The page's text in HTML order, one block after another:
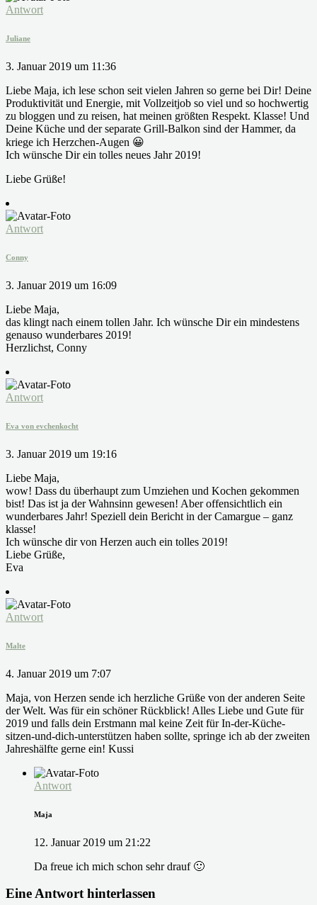
Antwort
Juliane
3. Januar 2019 um 11:36
Liebe Maja, ich lese schon seit vielen Jahren so gerne bei Dir! Deine
Produktivität und Energie, mit Vollzeitjob so viel und so hochwertig
zu bloggen und zu reisen, hat meinen größten Respekt. Klasse! Und
Deine Küche und der separate Grill-Balkon sind der Hammer, da
kriege ich Herzchen-Augen 😀
Ich wünsche Dir ein tolles neues Jahr 2019!
Liebe Grüße!
Antwort
Conny
3. Januar 2019 um 16:09
Liebe Maja,
das klingt nach einem tollen Jahr. Ich wünsche Dir ein mindestens
genauso wunderbares 2019!
Herzlichst, Conny
Antwort
Eva von evchenkocht
3. Januar 2019 um 19:16
Liebe Maja,
wow! Dass du überhaupt zum Umziehen und Kochen gekommen
bist! Das ist ja der Wahnsinn gewesen! Aber offensichtlich ein
wunderbares Jahr! Speziell dein Bericht in der Camargue – ganz
klasse!
Ich wünsche dir von Herzen auch ein tolles 2019!
Liebe Grüße,
Eva
Antwort
Malte
4. Januar 2019 um 7:07
Maja, von Herzen sende ich herzliche Grüße von der anderen Seite
der Welt. Was für ein schöner Rückblick! Alles Liebe und Gute für
2019 und falls dein Erstmann mal keine Zeit für In-der-Küche-
sitzen-und-dich-unterstützen haben sollte, springe ich ab der zweiten
Jahreshälfte gerne ein! Kussi
Antwort
Maja
12. Januar 2019 um 21:22
Da freue ich mich schon sehr drauf 🙂
Eine Antwort hinterlassen